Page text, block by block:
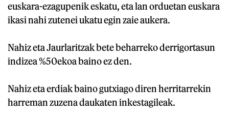
euskara-ezagupenik eskatu, eta lan orduetan euskara
ikasi nahi zutenei ukatu egin zaie aukera.
Nahiz eta Jaurlaritzak bete beharreko derrigortasun
indizea %50ekoa baino ez den.
Nahiz eta erdiak baino gutxiago diren herritarrekin
harreman zuzena daukaten inkestagileak.